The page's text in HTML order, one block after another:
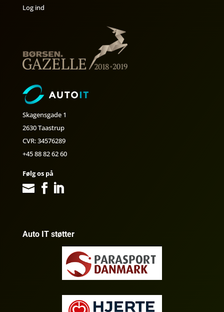
Log ind
Skagensgade 1
2630 Taastrup
CVR: 34576289
+45 88 82 62 60
Følg os på
Auto IT støtter